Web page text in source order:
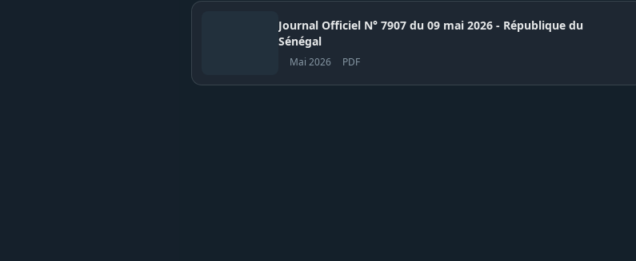
Journal Officiel N° 7907 du 09 mai 2026 - République du
Sénégal
Mai 2026 PDF